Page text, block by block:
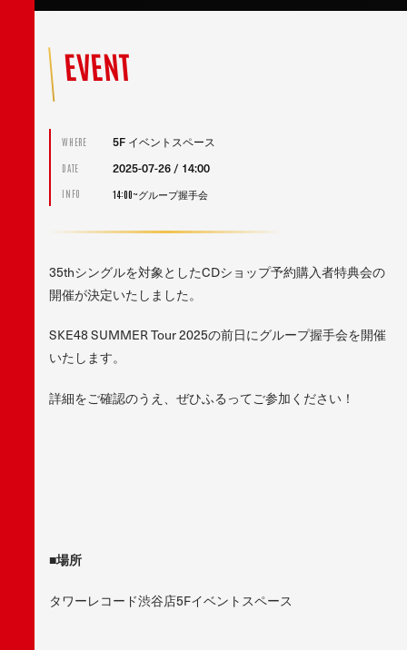
EVENT
WHERE 5F イベントスペース
DATE 2025-07-26 / 14:00
INFO 14:00~グループ握手会
35thシングルを対象としたCDショップ予約購入者特典会の
開催が決定いたしました。
SKE48 SUMMER Tour 2025の前日にグループ握手会を開催
いたします。
詳細をご確認のうえ、ぜひふるってご参加ください！
■場所
タワーレコード渋谷店5Fイベントスペース